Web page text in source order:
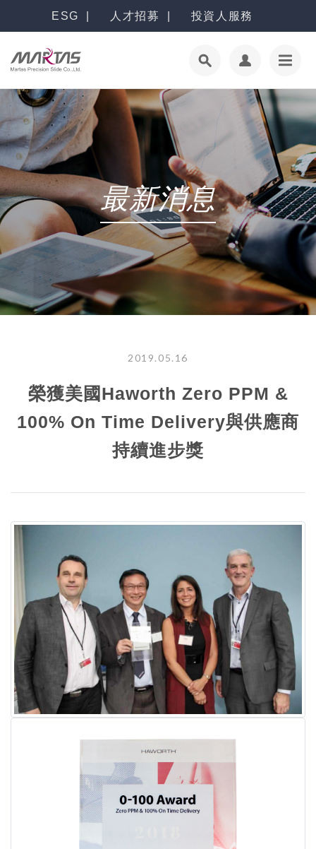
ESG 人才招募 投資人服務
最新消息
2019.05.16
榮獲美國Haworth Zero PPM &
100% On Time Delivery與供應商
持續進步獎